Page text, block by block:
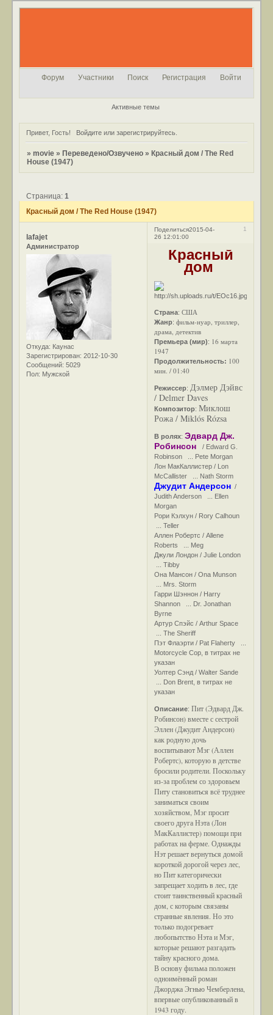
Форум Участники Поиск Регистрация Войти
Активные темы
Привет, Гость! Войдитеили зарегистрируйтесь.
»movie » Переведено/Озвучено » Красный дом / The Red
House (1947)
Красный дом / The Red House (1947)
Страница:1
Поделиться 1
2015-04-
26 12:01:00
lafajet
Администратор
Откуда: Каунас
Зарегистрирован: 2012-10-30
Сообщений: 5029
Пол: Мужской
Красный
дом
Страна:США
Жанр:фильм-нуар, триллер,
драма, детектив
Премьера (мир): 16 марта
1947
Продолжительность: 100
мин. / 01:40
Режиссер: Дэлмер Дэйвс
/ Delmer Daves
Композитор: Миклош
Рожа / Miklós Rózsa
В ролях:Эдвард Дж.
Робинсон
/ Edward G.
Robinson ... Pete Morgan
Лон МакКаллистер / Lon
McCallister ... Nath Storm
Джудит Андерсон /
Judith Anderson ... Ellen
Morgan
Рори Кэлхун / Rory Calhoun
... Teller
Аллен Робертс / Allene
Roberts ... Meg
Джули Лондон / Julie London
... Tibby
Она Мансон / Ona Munson
... Mrs. Storm
Гарри Шэннон / Harry
Shannon ... Dr. Jonathan
Byrne
Артур Спэйс / Arthur Space
... The Sheriff
Пэт Флаэрти / Pat Flaherty ...
Motorcycle Cop, в титрах не
указан
Уолтер Сэнд / Walter Sande
... Don Brent, в титрах не
указан
Описание:Пит (Эдвард Дж.
Робинсон) вместе с сестрой
Эллен (Джудит Андерсон)
как родную дочь
воспитывают Мэг (Аллен
Робертс), которую в детстве
бросили родители. Поскольку
из-за проблем со здоровьем
Питу становиться всё труднее
заниматься своим
хозяйством, Мэг просит
своего друга Нэта (Лон
МакКаллистер) помощи при
работах на ферме. Однажды
Нэт решает вернуться домой
короткой дорогой через лес,
но Пит категорически
запрещает ходить в лес, где
стоит таинственный красный
дом, с которым связаны
странные явления. Но это
только подогревает
любопытство Нэта и Мэг,
которые решают разгадать
тайну красного дома.
В основу фильма положен
одноимённый роман
Джорджа Эгнью Чемберлена,
впервые опубликованный в
1943 году.